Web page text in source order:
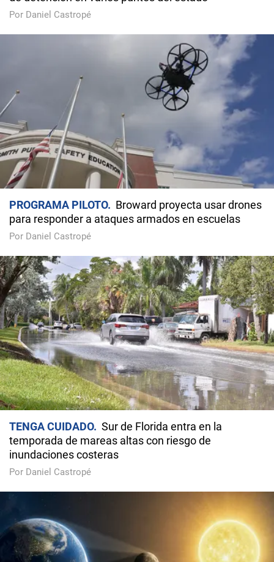
Por Daniel Castropé
PROGRAMA PILOTO
Broward proyecta usar drones
para responder a ataques armados en escuelas
Por Daniel Castropé
TENGA CUIDADO
Sur de Florida entra en la
temporada de mareas altas con riesgo de
inundaciones costeras
Por Daniel Castropé